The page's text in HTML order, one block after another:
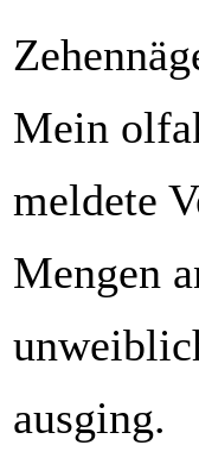
Mein
meldete
Mengen
ausging.